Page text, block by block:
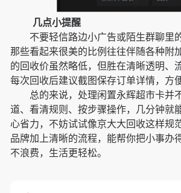
几点小提醒
不要轻信路边小广告或陌生群聊里
那些看起来很美的比例往往伴随各种附
的回收价虽然略低，但胜在清晰透明、
每次回收后建议截图保存订单详情，方
总的来说，处理闲置永辉超市卡并
道、看清规则、按步骤操作，几分钟就
心省力，不妨试试像京大大回收这样规
品牌加上清晰的流程，能帮你把小事办
不浪费，生活更轻松。